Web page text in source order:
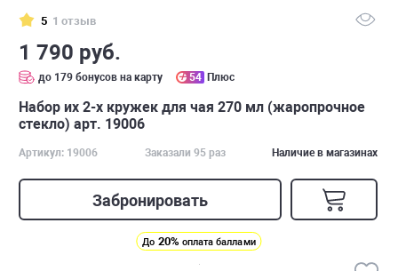
5 1 отзыв
1 790 руб.
до 179 бонусов на карту 54 Плюс
Набор их 2-х кружек для чая 270 мл (жаропрочное
стекло) арт. 19006
Артикул: 19006 Заказали 95 раз Наличие в магазинах
Забронировать
До 20% оплата баллами